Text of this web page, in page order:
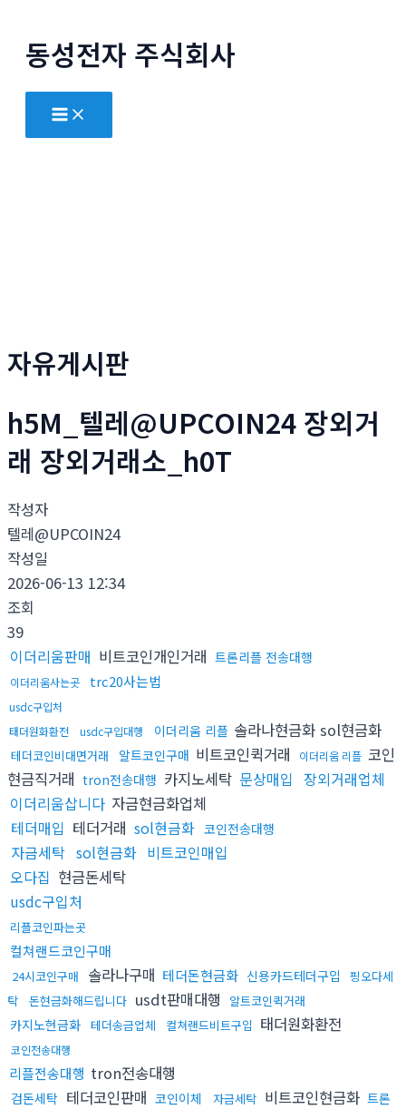
동성전자 주식회사
Main
Menu
자유게시판
h5M_텔레@UPCOIN24 장외거
래 장외거래소_h0T
작성자
텔레@UPCOIN24
작성일
2026-06-13 12:34
조회
39
이더리움판매 비트코인개인거래 트론리플 전송대행
이더리움사는곳 trc20사는법
usdc구입처
태더원화환전
usdc구입대행 이더리움 리플 솔라나현금화 sol현금화
테더코인비대면거래 알트코인구매 비트코인퀵거래 이더리움 리플 코인
현금직거래 tron전송대행 카지노세탁 문상매입 장외거래업체
이더리움삽니다 자금현금화업체
테더매입 테더거래 sol현금화 코인전송대행
자금세탁 sol현금화 비트코인매입
오다집 현금돈세탁
usdc구입처
리플코인파는곳
컬쳐랜드코인구매
24시코인구매 솔라나구매 테더돈현금화 신용카드테더구입
핑오다세
탁
돈현금화해드립니다 usdt판매대행 알트코인퀵거래
카지노현금화 테더송금업체 컬쳐랜드비트구입 태더원화환전
코인전송대행
리플전송대행 tron전송대행
검돈세탁 테더코인판매 코인이체 자금세탁 비트코인현금화 트론